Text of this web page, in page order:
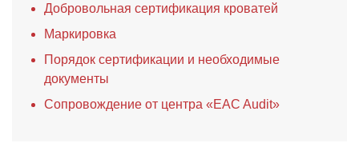
Добровольная сертификация кроватей
Маркировка
Порядок сертификации и необходимые
документы
Сопровождение от центра «EAC Audit»